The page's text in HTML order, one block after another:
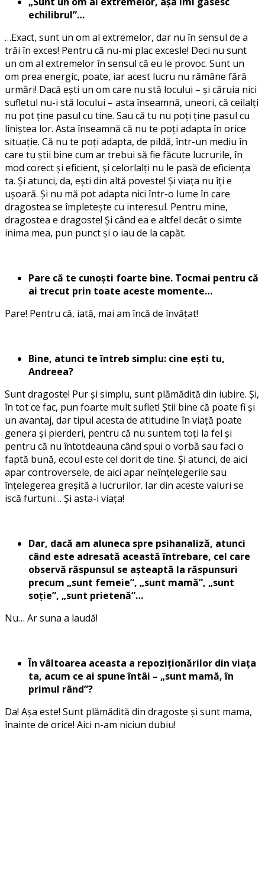
echilibrul”…
…Exact, sunt un om al extremelor, dar nu în sensul de a
trăi în exces! Pentru că nu-mi plac excesle! Deci nu sunt
un om al extremelor în sensul că eu le provoc. Sunt un
om prea energic, poate, iar acest lucru nu rămâne fără
urmări! Dacă ești un om care nu stă locului – și căruia nici
sufletul nu-i stă locului – asta înseamnă, uneori, că ceilalți
nu pot ține pasul cu tine. Sau că tu nu poți ține pasul cu
liniștea lor. Asta înseamnă că nu te poți adapta în orice
situație. Că nu te poți adapta, de pildă, într-un mediu în
care tu știi bine cum ar trebui să fie făcute lucrurile, în
mod corect și eficient, și celorlalți nu le pasă de eficiența
ta. Și atunci, da, ești din altă poveste! Și viața nu îți e
ușoară. Și nu mă pot adapta nici într-o lume în care
dragostea se împletește cu interesul. Pentru mine,
dragostea e dragoste! Și când ea e altfel decât o simte
inima mea, pun punct și o iau de la capăt.
Pare că te cunoști foarte bine. Tocmai pentru că
ai trecut prin toate aceste momente…
Pare! Pentru că, iată, mai am încă de învățat!
Bine, atunci te întreb simplu: cine ești tu,
Andreea?
Sunt dragoste! Pur și simplu, sunt plămădită din iubire. Și,
în tot ce fac, pun foarte mult suflet! Știi bine că poate fi și
un avantaj, dar tipul acesta de atitudine în viață poate
genera și pierderi, pentru că nu suntem toți la fel și
pentru că nu întotdeauna când spui o vorbă sau faci o
faptă bună, ecoul este cel dorit de tine. Și atunci, de aici
apar controversele, de aici apar neînțelegerile sau
înțelegerea greșită a lucrurilor. Iar din aceste valuri se
iscă furtuni… Și asta-i viața!
Dar, dacă am aluneca spre psihanaliză, atunci
când este adresată această întrebare, cel care
observă răspunsul se așteaptă la răspunsuri
precum „sunt femeie”, „sunt mamă”, „sunt
soție”, „sunt prietenă”…
Nu… Ar suna a laudă!
În vâltoarea aceasta a repoziționărilor din viața
ta, acum ce ai spune întâi – „sunt mamă, în
primul rând”?
Da! Așa este! Sunt plămădită din dragoste și sunt mama,
înainte de orice! Aici n-am niciun dubiu!